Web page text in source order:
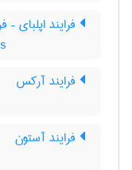
فرایند اپلبای –
فرایند آرکس
فرایند آستون